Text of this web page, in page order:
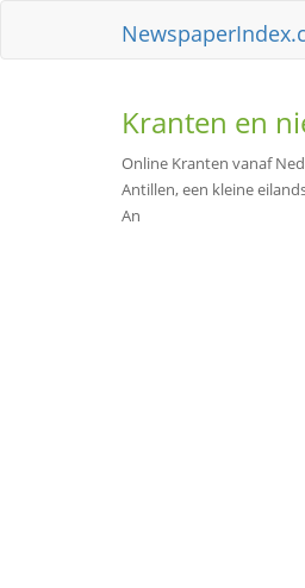
Kranten en
Online Kranten vanaf
Antillen, een kleine
An